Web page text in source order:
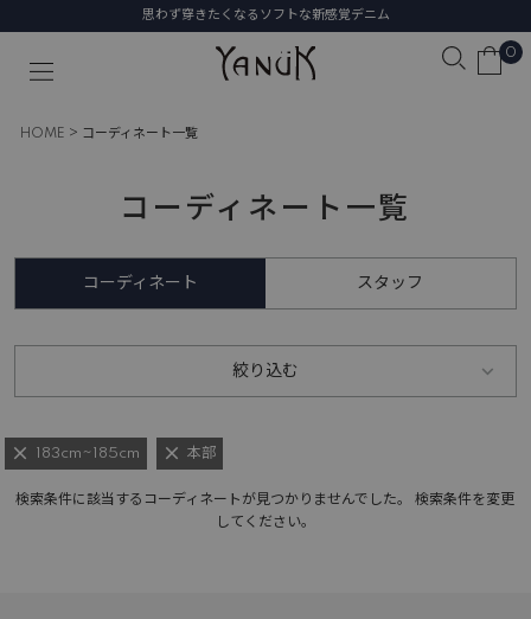
思わず穿きたくなるソフトな新感覚デニム
0
HOME コーディネート一覧
コーディネート一覧
コーディネート スタッフ
絞り込む
183cm~185cm 本部
検索条件に該当するコーディネートが見つかりませんでした。 検索条件を変更
してください。